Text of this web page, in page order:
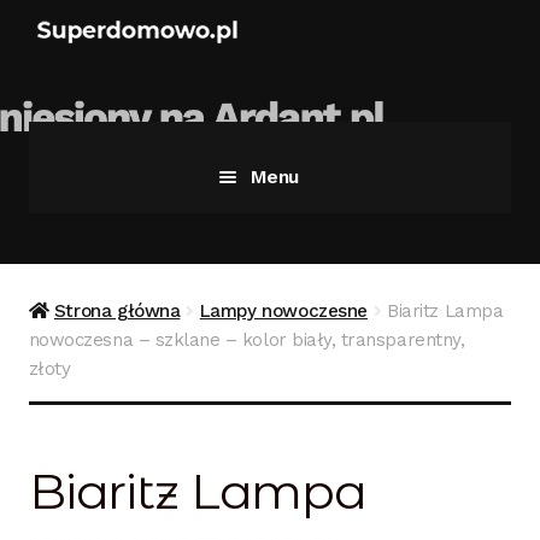
Menu
Bezpieczne zakupy
Blog
Koszyk
Strona główna Lampy nowoczesne
Biaritz Lampa
nowoczesna – szklane – kolor biały, transparentny,
złoty
Biaritz Lampa